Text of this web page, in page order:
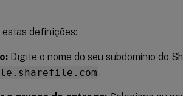
definições:
Digite o nome do seu subdomínio do
.